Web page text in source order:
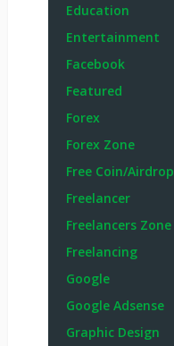
Education
Entertainment
Facebook
Featured
Forex
Forex Zone
Free Coin/Airdrop
Freelancer
Freelancers Zone
Freelancing
Google
Google Adsense
Graphic Design